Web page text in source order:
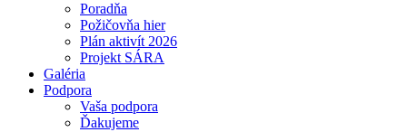
Poradňa
Požičovňa hier
Plán aktivít 2026
Projekt SÁRA
Galéria
Podpora
Vaša podpora
Ďakujeme